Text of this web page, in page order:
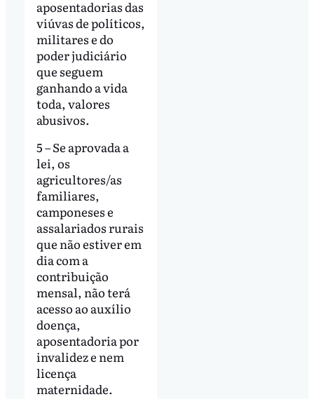
aposentadorias das
viúvas de políticos,
militares e do
poder judiciário
que seguem
ganhando a vida
toda, valores
abusivos.
5 – Se aprovada a
lei, os
agricultores/as
familiares,
camponeses e
assalariados rurais
que não estiver em
dia com a
contribuição
mensal, não terá
acesso ao auxílio
doença,
aposentadoria por
invalidez e nem
licença
maternidade.